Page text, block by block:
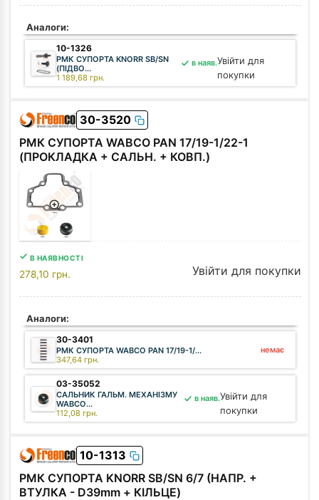
Аналоги:
10-1326
РМК СУПОРТА KNORR SB/SN
(ПІДВО...
1 189,68 грн.
в наяв.Увійти для
покупки
30-3520
РМК СУПОРТА WABCO PAN 17/19-1/22-1
(ПРОКЛАДКА + САЛЬН. + КОВП.)
В НАЯВНОСТІ
278,10 грн. Увійти для покупки
Аналоги:
30-3401
РМК СУПОРТА WABCO PAN 17/19-1/...
347,64 грн.
немає
03-35052
САЛЬНИК ГАЛЬМ. МЕХАНІЗМУ
WABCO...
112,08 грн.
в наяв.Увійти для
покупки
10-1313
РМК СУПОРТА KNORR SB/SN 6/7 (НАПР. +
ВТУЛКА - D39mm + КІЛЬЦЕ)